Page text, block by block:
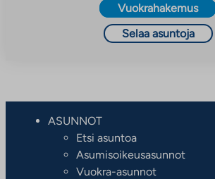
Vuokrahakemus
Selaa asuntoja
ASUNNOT
Etsi asuntoa
Asumisoikeusasunnot
Vuokra-asunnot